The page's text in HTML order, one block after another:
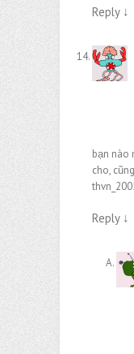
Reply ↓
bạn nào
cho,
Reply ↓